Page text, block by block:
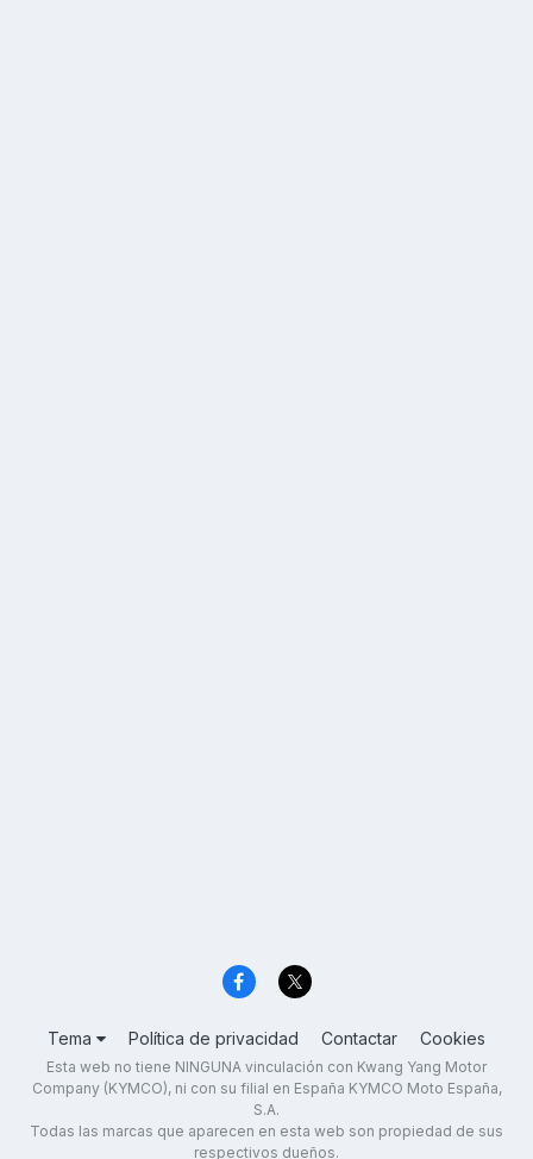
Tema Política de privacidad Contactar Cookies
Esta web no tiene NINGUNA vinculación con Kwang Yang Motor
Company (KYMCO), ni con su filial en España KYMCO Moto España,
S.A.
Todas las marcas que aparecen en esta web son propiedad de sus
respectivos dueños.